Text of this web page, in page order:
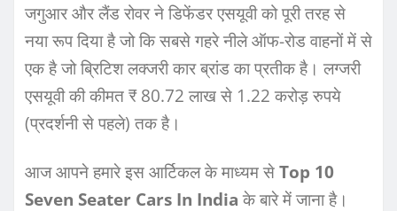
जगुआर और लैंड रोवर ने डिफेंडर एसयूवी को पूरी तरह से
नया रूप दिया है जो कि सबसे गहरे नीले ऑफ-रोड वाहनों में से
एक है जो ब्रिटिश लक्जरी कार ब्रांड का प्रतीक है। लग्जरी
एसयूवी की कीमत ₹ 80.72 लाख से 1.22 करोड़ रुपये
(प्रदर्शनी से पहले) तक है।
आज आपने हमारे इस आर्टिकल के माध्यम से Top 10
Seven Seater Cars In India के बारे में जाना है।